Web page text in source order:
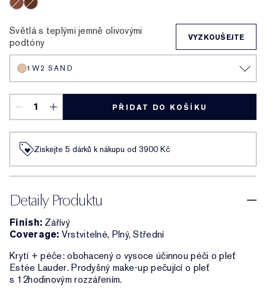
Světlá s teplými jemně olivovými
podtóny
VYZKOUŠEJTE
1W2 SAND
PŘIDAT DO KOŠÍKU
Získejte 5 dárků k nákupu od 3900 Kč
Detaily Produktu
Finish: Zářívý
Coverage: Vrstvitelné, Plný, Střední
Krytí + péče: obohacený o vysoce účinnou péči o pleť
Estée Lauder. Prodyšný make-up pečující o pleť
s 12hodinovým rozzářením.